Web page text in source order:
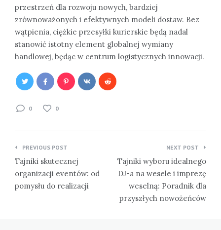
przestrzeń dla rozwoju nowych, bardziej
zrównoważonych i efektywnych modeli dostaw. Bez
wątpienia, ciężkie przesyłki kurierskie będą nadal
stanowić istotny element globalnej wymiany
handlowej, będąc w centrum logistycznych innowacji.
0 0
Nawigacja
wpisu
PREVIOUS POST
Tajniki skutecznej
organizacji eventów: od
pomysłu do realizacji
NEXT POST
Tajniki wyboru idealnego
DJ-a na wesele i imprezę
weselną: Poradnik dla
przyszłych nowożeńców